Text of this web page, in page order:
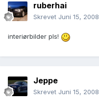
ruberhai
Skrevet Juni 15, 2008
interiørbilder pls!
Jeppe
Skrevet Juni 15, 2008